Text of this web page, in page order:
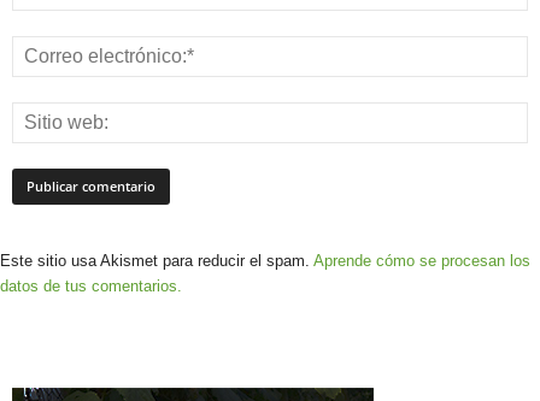
Este sitio usa Akismet para reducir el spam. Aprende cómo se procesan los
datos de tus comentarios.